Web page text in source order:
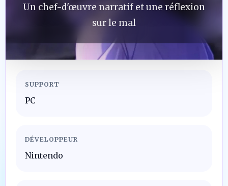
Un chef-d'œuvre narratif et une réflexion
sur le mal
SUPPORT
PC
DÉVELOPPEUR
Nintendo